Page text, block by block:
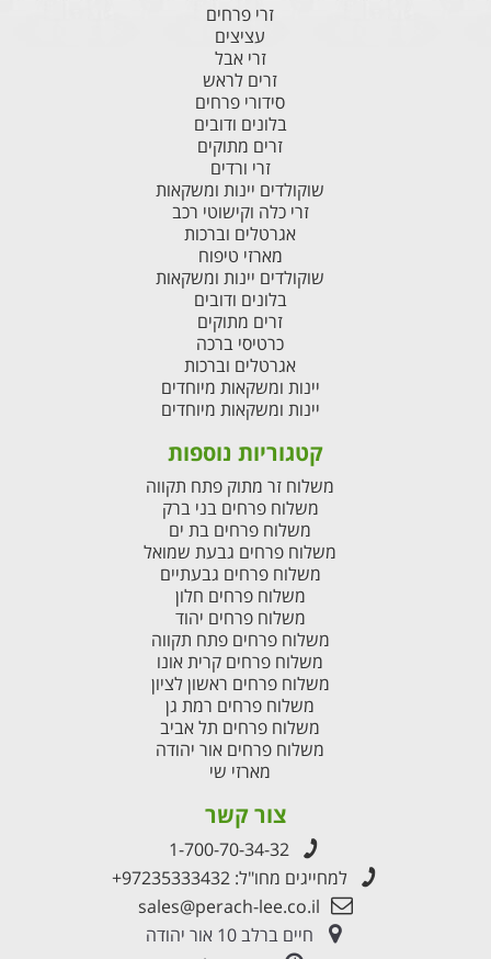
זרי פרחים
עציצים
זרי אבל
זרים לראש
סידורי פרחים
בלונים ודובים
זרים מתוקים
זרי ורדים
שוקולדים יינות ומשקאות
זרי כלה וקישוטי רכב
אגרטלים וברכות
מארזי טיפוח
שוקולדים יינות ומשקאות
בלונים ודובים
זרים מתוקים
כרטיסי ברכה
אגרטלים וברכות
יינות ומשקאות מיוחדים
יינות ומשקאות מיוחדים
קטגוריות נוספות
משלוח זר מתוק פתח תקווה
משלוח פרחים בני ברק
משלוח פרחים בת ים
משלוח פרחים גבעת שמואל
משלוח פרחים גבעתיים
משלוח פרחים חלון
משלוח פרחים יהוד
משלוח פרחים פתח תקווה
משלוח פרחים קרית אונו
משלוח פרחים ראשון לציון
משלוח פרחים רמת גן
משלוח פרחים תל אביב
משלוח פרחים אור יהודה
מארזי שי
צור קשר
1-700-70-34-32
למחייגים מחו"ל:+97235333432
sales@perach-lee.co.il
חיים ברלב 10 אור יהודה